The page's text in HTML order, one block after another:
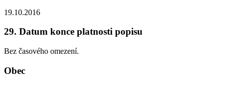
19.10.2016
29. Datum konce platnosti popisu
Bez časového omezení.
Obec